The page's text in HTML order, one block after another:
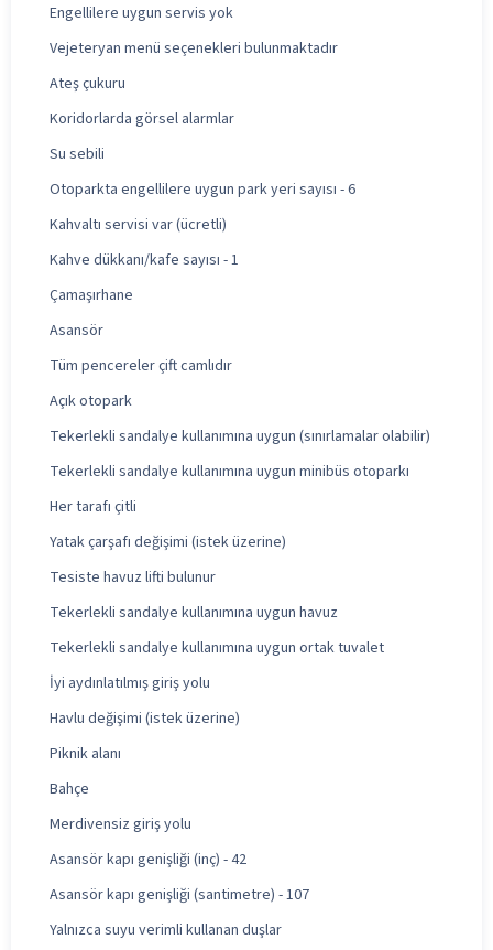
Engellilere uygun servis yok
Vejeteryan menü seçenekleri bulunmaktadır
Ateş çukuru
Koridorlarda görsel alarmlar
Su sebili
Otoparkta engellilere uygun park yeri sayısı - 6
Kahvaltı servisi var (ücretli)
Kahve dükkanı/kafe sayısı - 1
Çamaşırhane
Asansör
Tüm pencereler çift camlıdır
Açık otopark
Tekerlekli sandalye kullanımına uygun (sınırlamalar olabilir)
Tekerlekli sandalye kullanımına uygun minibüs otoparkı
Her tarafı çitli
Yatak çarşafı değişimi (istek üzerine)
Tesiste havuz lifti bulunur
Tekerlekli sandalye kullanımına uygun havuz
Tekerlekli sandalye kullanımına uygun ortak tuvalet
İyi aydınlatılmış giriş yolu
Havlu değişimi (istek üzerine)
Piknik alanı
Bahçe
Merdivensiz giriş yolu
Asansör kapı genişliği (inç) - 42
Asansör kapı genişliği (santimetre) - 107
Yalnızca suyu verimli kullanan duşlar